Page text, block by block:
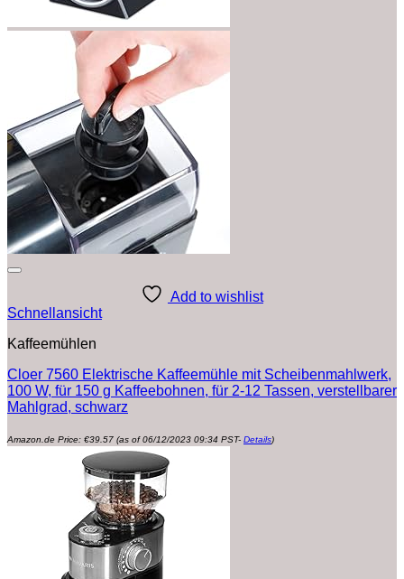
Add to wishlist
Schnellansicht
Kaffeemühlen
Cloer 7560 Elektrische Kaffeemühle mit Scheibenmahlwerk,
100 W, für 150 g Kaffeebohnen, für 2-12 Tassen, verstellbarer
Mahlgrad, schwarz
Amazon.de Price: €39.57 (as of 06/12/2023 09:34 PST- Details)